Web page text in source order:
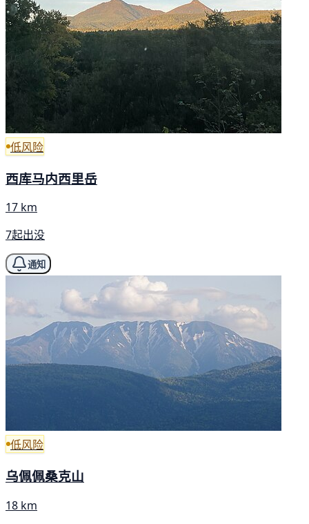
低风险
西库马内西里岳
17 km
7起出没
通知
低风险
乌佩佩桑克山
18 km